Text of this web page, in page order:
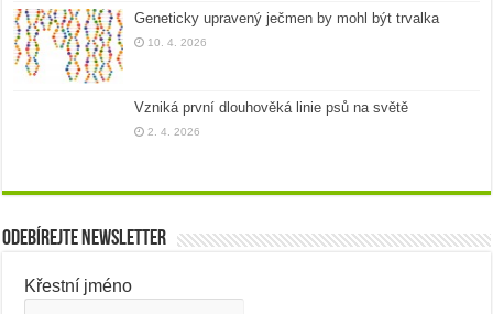
Geneticky upravený ječmen by mohl být trvalka
10. 4. 2026
Vzniká první dlouhověká linie psů na světě
2. 4. 2026
Odebírejte newsletter
Křestní jméno